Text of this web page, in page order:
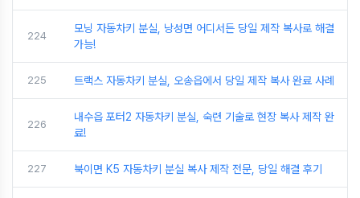
224
모닝 자동차키 분실, 낭성면 어디서든 당일 제작 복사로 해결
가능!
225 트랙스 자동차키 분실, 오송읍에서 당일 제작 복사 완료 사례
226
내수읍 포터2 자동차키 분실, 숙련 기술로 현장 복사 제작 완
료!
227 북이면 K5 자동차키 분실 복사 제작 전문, 당일 해결 후기